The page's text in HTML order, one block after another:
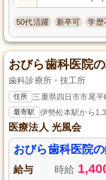
50代活躍 新卒可 学歴
おびら歯科医院
歯科診療所・技工所
住所 三重県四日市市尾
最寄駅 伊勢松本駅から
医療法人 光風会
おびら歯科医院
給与 時給